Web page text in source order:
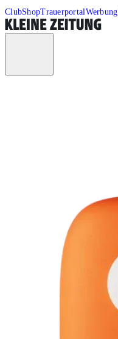
ClubShopTrauerportalWerbung